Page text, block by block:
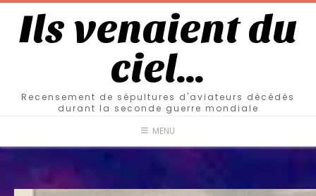
Ils venaient du
ciel…
Recensement de sépultures d'aviateurs décédés
durant la seconde guerre mondiale
MENU